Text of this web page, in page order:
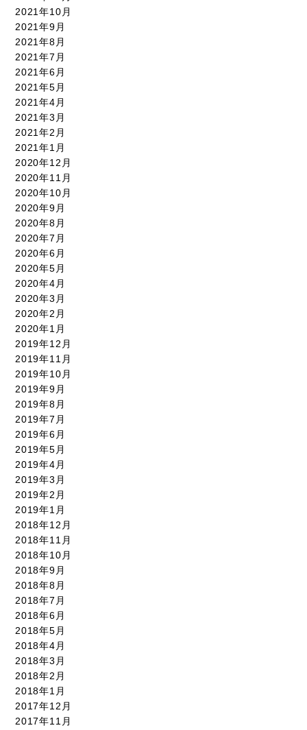
2021年10月
2021年9月
2021年8月
2021年7月
2021年6月
2021年5月
2021年4月
2021年3月
2021年2月
2021年1月
2020年12月
2020年11月
2020年10月
2020年9月
2020年8月
2020年7月
2020年6月
2020年5月
2020年4月
2020年3月
2020年2月
2020年1月
2019年12月
2019年11月
2019年10月
2019年9月
2019年8月
2019年7月
2019年6月
2019年5月
2019年4月
2019年3月
2019年2月
2019年1月
2018年12月
2018年11月
2018年10月
2018年9月
2018年8月
2018年7月
2018年6月
2018年5月
2018年4月
2018年3月
2018年2月
2018年1月
2017年12月
2017年11月